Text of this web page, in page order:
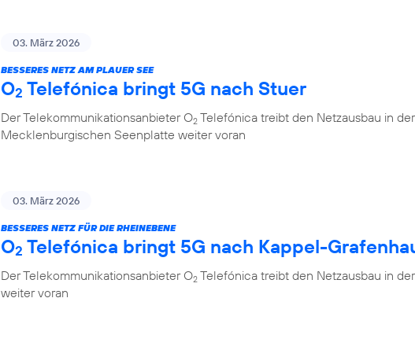
03. März 2026
BESSERES NETZ AM PLAUER SEE
O2 Telefónica bringt 5G nach Stuer
Der Telekommunikationsanbieter O2 Telefónica treibt den Netzausbau in der
Mecklenburgischen Seenplatte weiter voran
03. März 2026
BESSERES NETZ FÜR DIE RHEINEBENE
O2 Telefónica bringt 5G nach Kappel-
Der Telekommunikationsanbieter O2 Telefónica treibt den Netzausbau in
weiter voran